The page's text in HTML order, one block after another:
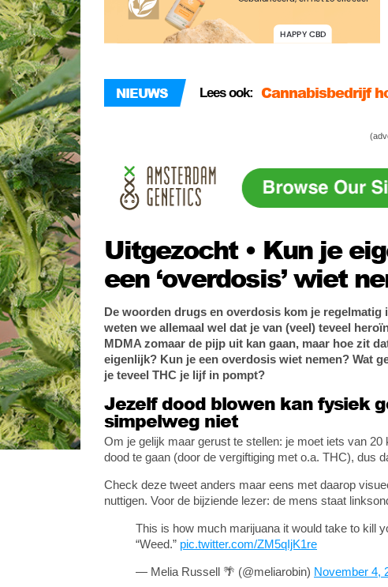
NIEUWS Lees ook:
Douane
binnen
Cannabisbedrijf
Douane
Ken je die
Brabant?
Uitgezocht • Kun je
een ‘overdosis’ wiet
De woorden drugs en overdosis kom je regelmatig
weten we allemaal wel dat je van (veel) teveel
MDMA zomaar de pijp uit kan gaan, maar hoe zit
eigenlijk? Kun je een overdosis wiet nemen? Wat
je teveel THC je lijf in pompt?
Jezelf dood blowen kan fysiek
simpelweg niet
Om je gelijk maar gerust te stellen: je moet iets van
dood te gaan (door de vergiftiging met o.a. THC), dus
Check deze tweet anders maar eens met daarop
nuttigen. Voor de bijziende lezer: de mens staat
This is how much marijuana it would take to kill
“Weed.” pic.twitter.com/ZM5qIjK1re
— Melia Russell 🌴 (@meliarobin) November 4,